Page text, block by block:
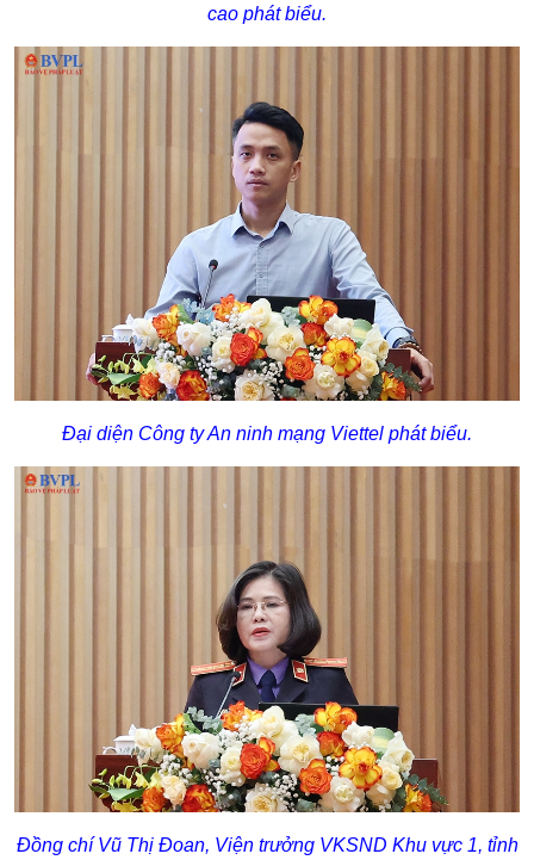
cao phát biểu.
Đại diện Công ty An ninh mạng Viettel phát biểu.
Đồng chí Vũ Thị Đoan, Viện trưởng VKSND Khu vực 1, tỉnh